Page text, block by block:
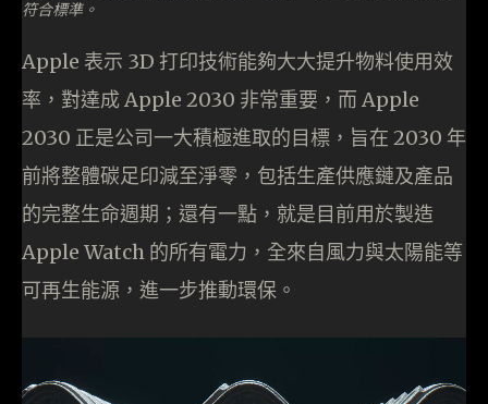
符合標準。
Apple 表示 3D 打印技術能夠大大提升物料使用效
率，對達成 Apple 2030 非常重要，而 Apple
2030 正是公司一大積極進取的目標，旨在 2030 年
前將整體碳足印減至淨零，包括生產供應鏈及產品
的完整生命週期；還有一點，就是目前用於製造
Apple Watch 的所有電力，全來自風力與太陽能等
可再生能源，進一步推動環保。